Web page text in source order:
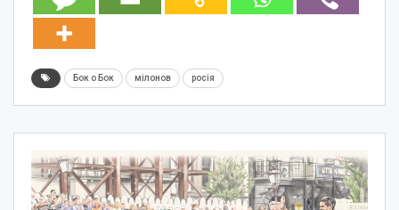
Бок о Бок мілонов росія